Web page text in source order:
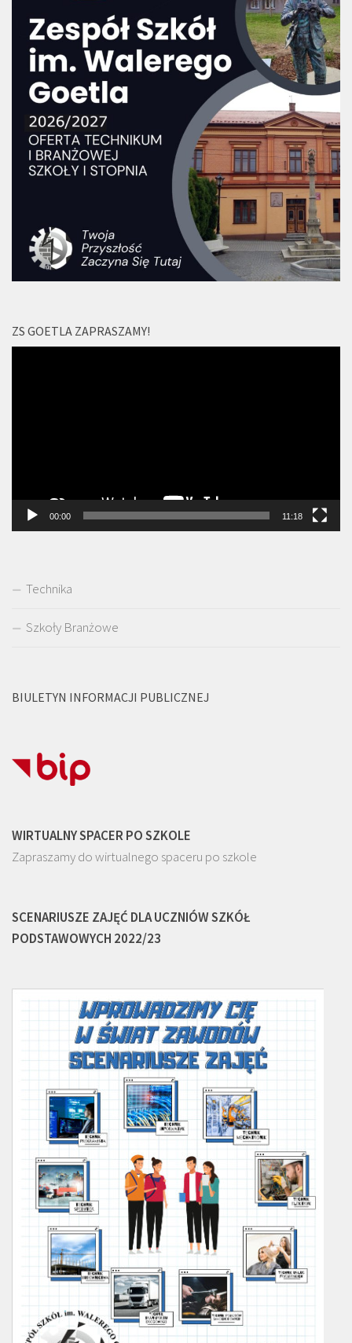
ZS GOETLA ZAPRASZAMY!
00:00 11:18
Technika
Szkoły Branżowe
BIULETYN INFORMACJI PUBLICZNEJ
WIRTUALNY SPACER PO SZKOLE
Zapraszamy do wirtualnego spaceru po szkole
SCENARIUSZE ZAJĘĆ DLA UCZNIÓW SZKÓŁ
PODSTAWOWYCH 2022/23